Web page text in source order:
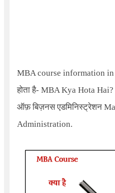
MBA course information in
होता है- MBA Kya Hota Hai?
ऑफ़ बिज़नस एडमिनिस्ट्रेशन
Administration.